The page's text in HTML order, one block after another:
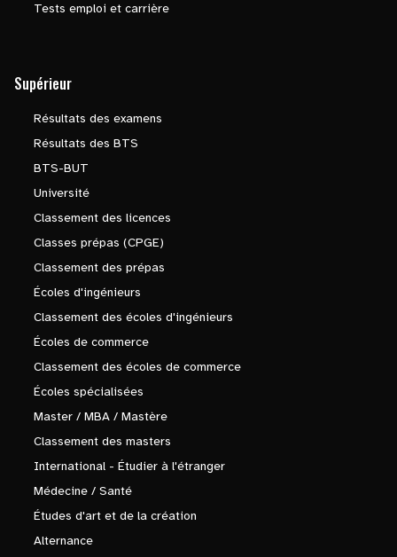
Tests emploi et carrière
Supérieur
Résultats des examens
Résultats des BTS
BTS-BUT
Université
Classement des licences
Classes prépas (CPGE)
Classement des prépas
Écoles d'ingénieurs
Classement des écoles d'ingénieurs
Écoles de commerce
Classement des écoles de commerce
Écoles spécialisées
Master / MBA / Mastère
Classement des masters
International - Étudier à l'étranger
Médecine / Santé
Études d'art et de la création
Alternance